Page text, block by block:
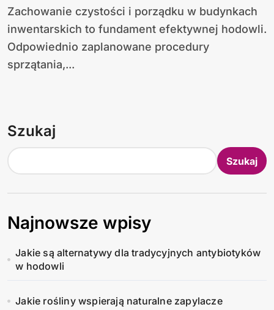
Zachowanie czystości i porządku w budynkach
inwentarskich to fundament efektywnej hodowli.
Odpowiednio zaplanowane procedury
sprzątania,...
Szukaj
Szukaj
Najnowsze wpisy
Jakie są alternatywy dla tradycyjnych antybiotyków
w hodowli
Jakie rośliny wspierają naturalne zapylacze